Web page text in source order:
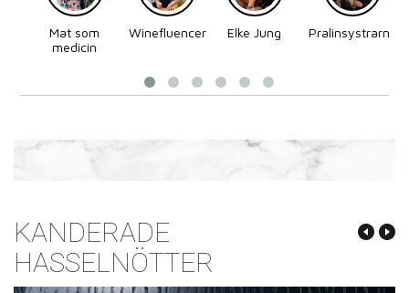
Mat som
medicin
Winefluencer Elke Jung
Pralinsystrarna
KANDERADE
HASSELNÖTTER